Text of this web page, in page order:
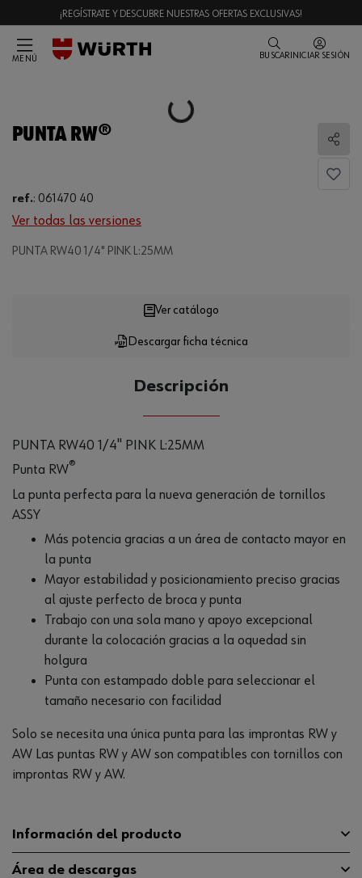
¡REGÍSTRATE Y DESCUBRE NUESTRAS OFERTAS EXCLUSIVAS!
MENÚ BUSCAR INICIAR SESIÓN
Loading...
PUNTA RW®
ref.: 061470 40
Ver todas las versiones
PUNTA RW40 1/4" PINK L:25MM
Loading...
Descargar ficha técnica
Ver catálogo
Descripción
PUNTA RW40 1/4" PINK L:25MM
Punta RW®
La punta perfecta para la nueva generación de tornillos
ASSY
Más potencia gracias a un área de contacto mayor en
la punta
Mayor estabilidad y posicionamiento preciso gracias
al ajuste perfecto de broca y punta
Trabajo con una sola mano y apoyo excepcional
durante la colocación gracias a la oquedad sin
holgura
Punta con estampado doble para seleccionar el
tamaño necesario con facilidad
Solo se necesita una única punta para las improntas RW y
AW Las puntas RW y AW son compatibles con tornillos con
improntas RW y AW.
Información del producto
Área de descargas